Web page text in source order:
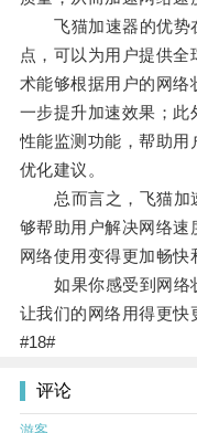
飞猫加速器的优势
点，可以为用户提供
术能够根据用户的网络
一步提升加速效果；此
性能监测功能，帮助用
优化建议。
总而言之，飞猫加
够帮助用户解决网络速
网络使用变得更加畅快
如果你感受到网络状
让我们的网络用得更快
#18#
评论